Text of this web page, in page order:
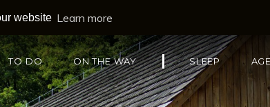
website Learn more
TO DO ON THE WAY SLEEP